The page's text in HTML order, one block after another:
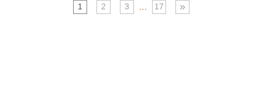
1 2 3 … 17 »